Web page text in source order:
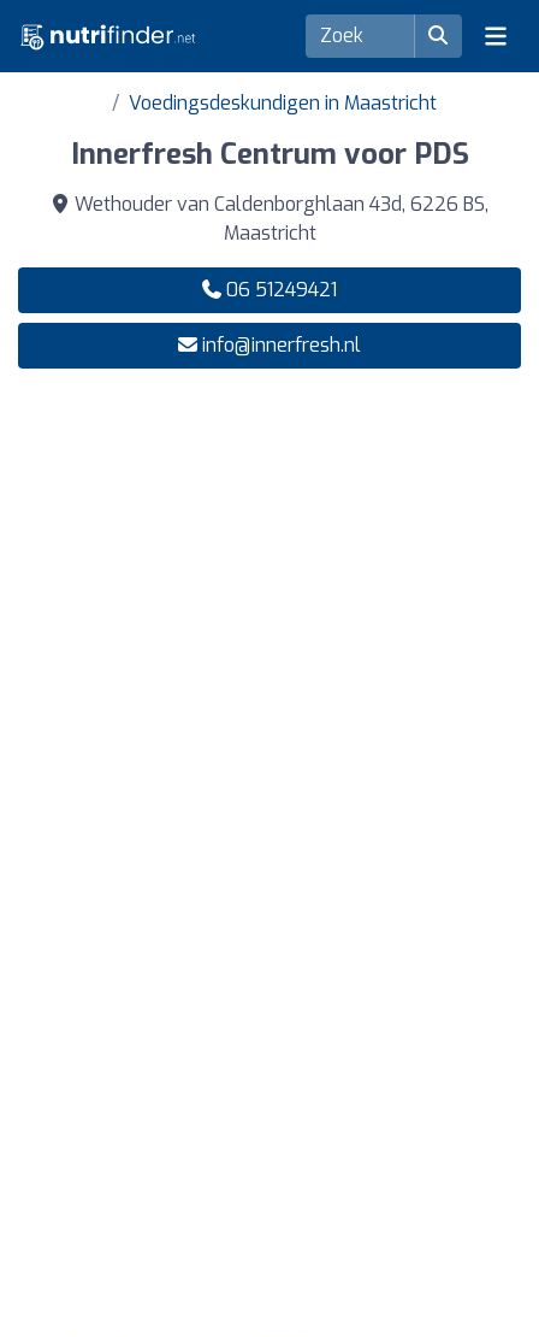
Voedingsdeskundigen in Maastricht
Innerfresh Centrum voor PDS
Wethouder van Caldenborghlaan 43d, 6226 BS,
Maastricht
06 51249421
info@innerfresh.nl